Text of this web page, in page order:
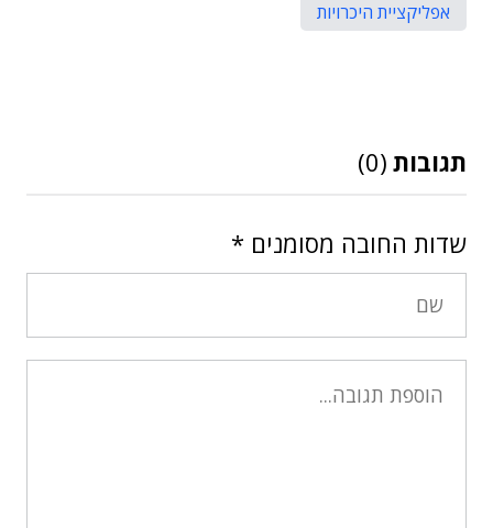
אפליקציית היכרויות
תגובות (0)
שדות החובה מסומנים *